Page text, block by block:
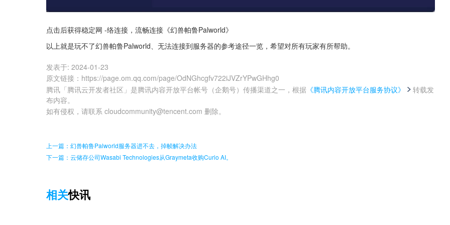
点击后获得稳定网 -络连接，流畅连接《幻兽帕鲁Palworld》
以上就是玩不了幻兽帕鲁Palworld、无法连接到服务器的参考途径一览，希望对所有玩家有所帮助。
发表于: 2024-01-23
原文链接 ： https://page.om.qq.com/page/OdNGhcgfv722iJVZrYPwGHhg0
腾讯「腾讯云开发者社区」是腾讯内容开放平台帐号（企鹅号）传播渠道之一，根据 《腾讯内容开放平台服务协议》
转载发
布内容。
如有侵权，请联系 cloudcommunity@tencent.com 删除。
上一篇：幻兽帕鲁Palworld服务器进不去，掉帧解决办法
下一篇：云储存公司Wasabi Technologies从Graymeta收购Curio AI。
相关快讯